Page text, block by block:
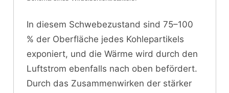
In diesem Schwebezustand sind 75–100
% der Oberfläche jedes Kohlepartikels
exponiert, und die Wärme wird durch den
Luftstrom ebenfalls nach oben befördert.
Durch das Zusammenwirken der stärker